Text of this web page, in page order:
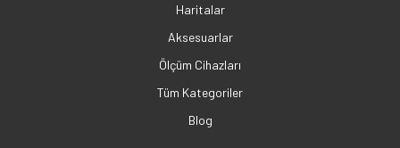
Haritalar
Aksesuarlar
Ölçüm Cihazları
Tüm Kategoriler
Blog